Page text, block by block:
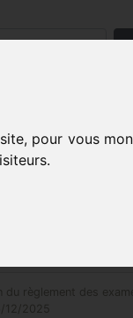
pour vous
du règlement des
12/2025